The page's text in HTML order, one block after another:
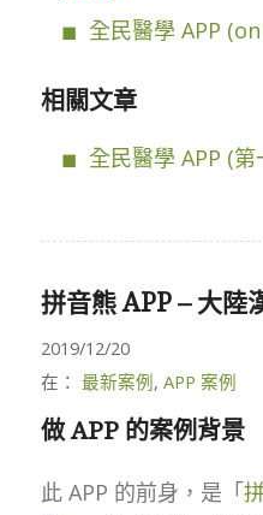
全民醫學 APP
相關文章
全民醫學 APP (
拼音熊 APP – 大陸
2019/12/20
在： 最新案例, APP 案例
做 APP 的案例背景
此 APP 的前身，是「